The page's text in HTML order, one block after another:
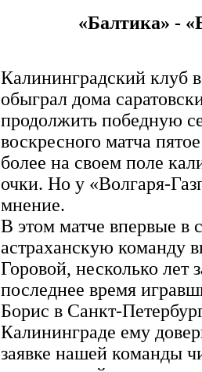
«Балтика» -
Калининградский клуб
обыграл дома
продолжить победную
воскресного матча
более на своем поле
очки. Но у «Волгаря-
мнение.
В этом матче впервые в
астраханскую команду
Горовой, несколько лет
последнее время
Борис в Санкт-
Калининграде ему
заявке нашей команды